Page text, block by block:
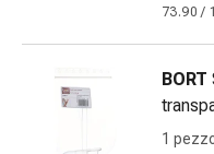
da
fieno
73.90 /
BORT
1